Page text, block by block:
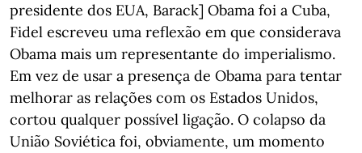
presidente dos EUA, Barack] Obama foi a Cuba,
Fidel escreveu uma reflexão em que considerava
Obama mais um representante do imperialismo.
Em vez de usar a presença de Obama para tentar
melhorar as relações com os Estados Unidos,
cortou qualquer possível ligação. O colapso da
União Soviética foi, obviamente, um momento